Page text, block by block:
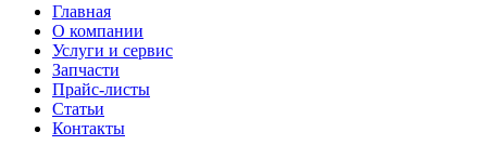
Главная
О компании
Услуги и сервис
Запчасти
Прайс-листы
Статьи
Контакты